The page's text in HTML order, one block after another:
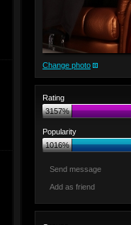
Change photo
Rating
3157%
Popularity
1016%
Send message
Add as friend